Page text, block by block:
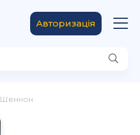
Авторизація
Шеннон